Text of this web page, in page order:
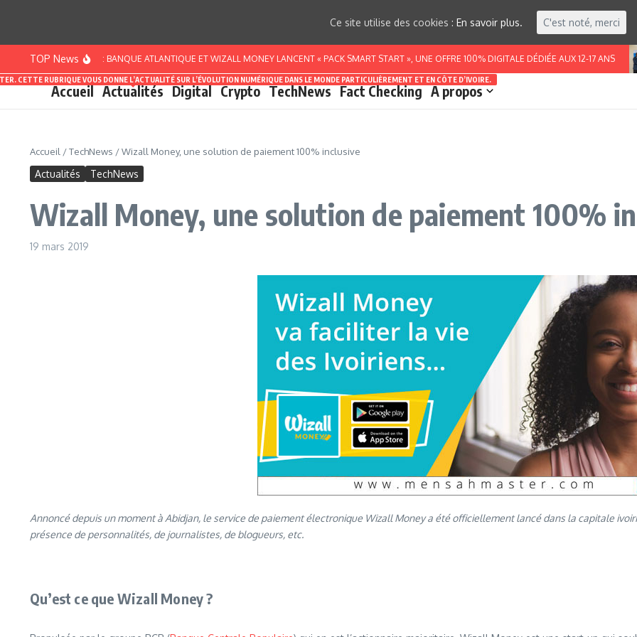
TOP News
CÔTE D’IVOIRE : BANQUE ATLANTIQUE ET WIZALL MONEY LANCENT « PACK SMART START », UNE OFFRE 100% DIGITALE DÉDIÉE AUX 12-17 ANS
Accueil Actualités
CETTE RUBRIQUE VOUS DONNE L’ACTUALITÉ SUR L’ÉVOLUTION NUMÉRIQUE DANS LE MONDE PARTICULIÈREMENT ET EN CÔTE D’IVOIRE.
Digital Crypto TechNews Fact Checking A propos
Accueil /TechNews /Wizall Money, une solution de paiement 100% inclusive
Actualités TechNews
Wizall Money, une solution de paiement 100%
19 mars 2019
Annoncé depuis un moment à Abidjan, le service de paiement électronique Wizall Money a été officiellement lancé dans la capitale
présence de personnalités, de journalistes, de blogueurs, etc.
Qu’est ce que Wizall Money ?
Ce site utilise des cookies : En savoir plus. C'est noté, merci